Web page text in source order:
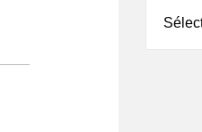
des